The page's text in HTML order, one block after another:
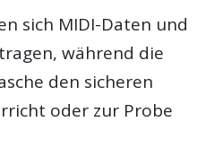
sich MIDI-Daten und
während die
den sicheren
oder zur Probe